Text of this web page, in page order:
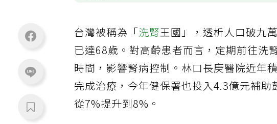
台灣被稱為「洗腎王國」，透析人口破九
已達68歲。對高齡患者而言，定期前往洗
時間，影響腎病控制。林口長庚醫院近年
完成治療，今年健保署也投入4.3億元補
從7%提升到8%。